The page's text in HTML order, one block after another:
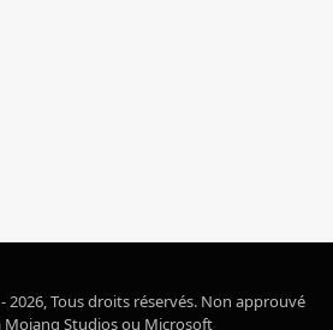
2026, Tous droits réservés. Non approuvé
Mojang Studios ou Microsoft